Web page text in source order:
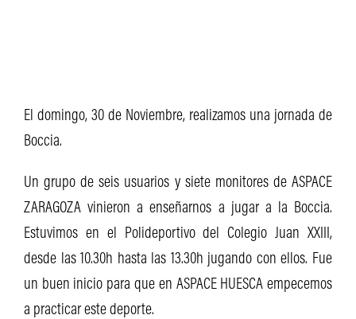
El domingo, 30 de Noviembre, realizamos una jornada de
Boccia.
Un grupo de seis usuarios y siete monitores de ASPACE
ZARAGOZA vinieron a enseñarnos a jugar a la Boccia.
Estuvimos en el Polideportivo del Colegio Juan XXIII,
desde las 10.30h hasta las 13.30h jugando con ellos. Fue
un buen inicio para que en ASPACE HUESCA empecemos
a practicar este deporte.